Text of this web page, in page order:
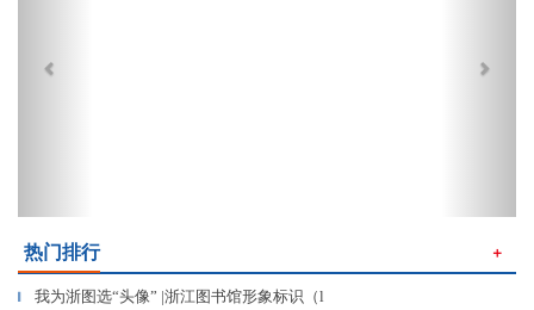
热门排行 ＋
▎ 我为浙图选“头像” |浙江图书馆形象标识（l